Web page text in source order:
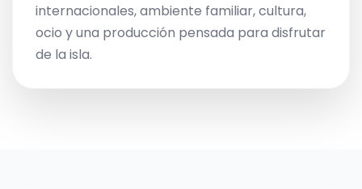
internacionales, ambiente familiar, cultura,
ocio y una producción pensada para disfrutar
de la isla.